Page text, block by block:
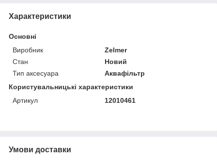
Характеристики
Основні
Виробник
Zelmer
Стан
Новий
Тип аксесуара
Аквафільтр
Користувальницькі характеристики
Артикул
12010461
Умови доставки